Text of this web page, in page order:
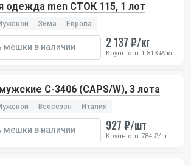
одежда men СТОК 115, 1 лот
Зима Европа
мешки в наличии 2 137 ₽/кг
Крупн.опт 1 813 ₽/кг
C-3406 (CAPS/W), 3 лота
Всесезон Италия
мешки в наличии 927 ₽/шт
Крупн.опт 784 ₽/шт